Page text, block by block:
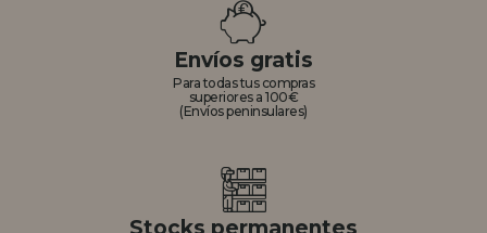
REGISTRO DISTRIBUIDOR
Envíos gratis
Para todas tus compras
superiores a 100€
(Envíos peninsulares)